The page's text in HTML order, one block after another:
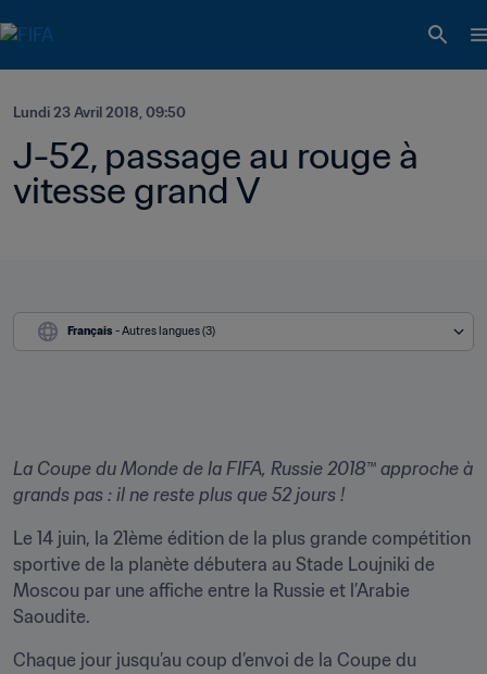
Lundi 23 Avril 2018, 09:50
J-52, passage au rouge à
vitesse grand V
Français - Autres langues (3)
La Coupe du Monde de la FIFA, Russie 2018™ approche à
grands pas : il ne reste plus que 52 jours !
Le 14 juin, la 21ème édition de la plus grande compétition
sportive de la planète débutera au Stade Loujniki de
Moscou par une affiche entre la Russie et l’Arabie
Saoudite.
Chaque jour jusqu’au coup d’envoi de la Coupe du